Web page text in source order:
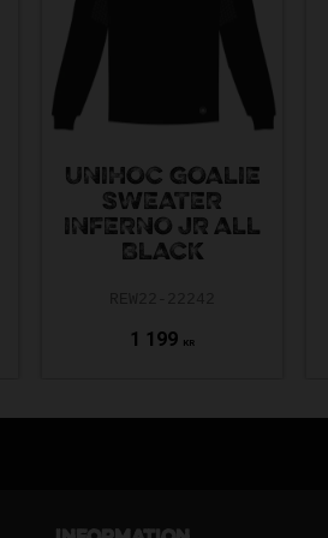
UNIHOC GOALIE
SWEATER
INFERNO JR ALL
BLACK
1 199 KR